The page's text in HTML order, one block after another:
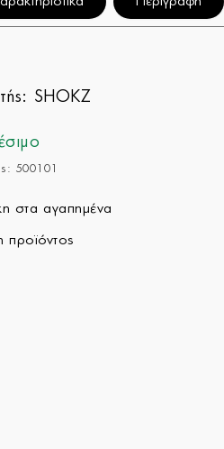
SHOKZ
500101
στα αγαπημένα
προϊόντος